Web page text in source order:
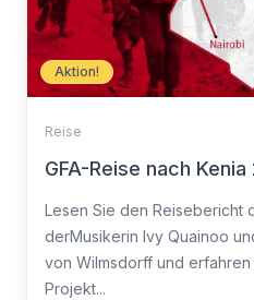
Aktion!
Reise
GFA-Reise nach Kenia
Lesen Sie den Reisebericht
derMusikerin Ivy Quainoo
von Wilmsdorff und
Projekt...